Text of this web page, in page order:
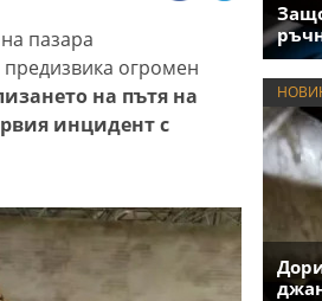
пазара
огромен
на пътя на
инцидент с